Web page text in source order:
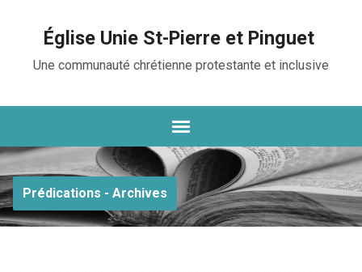
Église Unie St-Pierre et Pinguet
Une communauté chrétienne protestante et inclusive
Prédications - Archives